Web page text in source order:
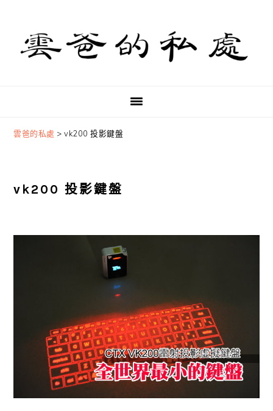
primary
navigation
content
primary
sidebar
雲爸的私處 >vk200 投影鍵盤
vk200 投影鍵盤